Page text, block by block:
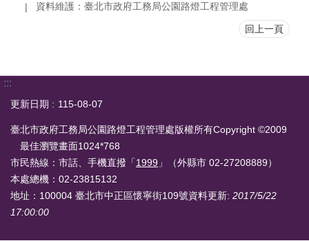
資料維護：臺北市政府工務局公園路燈工程管理處
回上一頁
:::
更新日期 115-08-07
臺北市政府工務局公園路燈工程管理處版權所有Copyright ©2009
最佳瀏覽畫面1024*768
市民熱線：市話、手機直撥「1999 」（外縣市 02-27208889）
本處總機：02-23815132
地址：100004 臺北市中正區懷寧街109號資料更新: 2017/5/22
17:00:00